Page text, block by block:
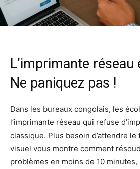
L’imprimante réseau
Ne paniquez pas !
Dans les bureaux congolais, les
l’imprimante réseau qui refuse
classique. Plus besoin d’attendre
visuel vous montre comment
problèmes en moins de 10 minutes,